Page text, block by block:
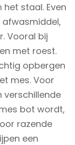
staal. Even
Vooral bij
met roest.
opbergen
mes. Voor
verschillende
bot wordt,
razende
een